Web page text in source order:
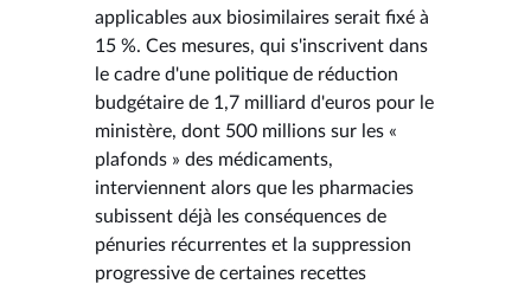
applicables aux biosimilaires serait fixé à
15 %. Ces mesures, qui s'inscrivent dans
le cadre d'une politique de réduction
budgétaire de 1,7 milliard d'euros pour le
ministère, dont 500 millions sur les «
plafonds » des médicaments,
interviennent alors que les pharmacies
subissent déjà les conséquences de
pénuries récurrentes et la suppression
progressive de certaines recettes